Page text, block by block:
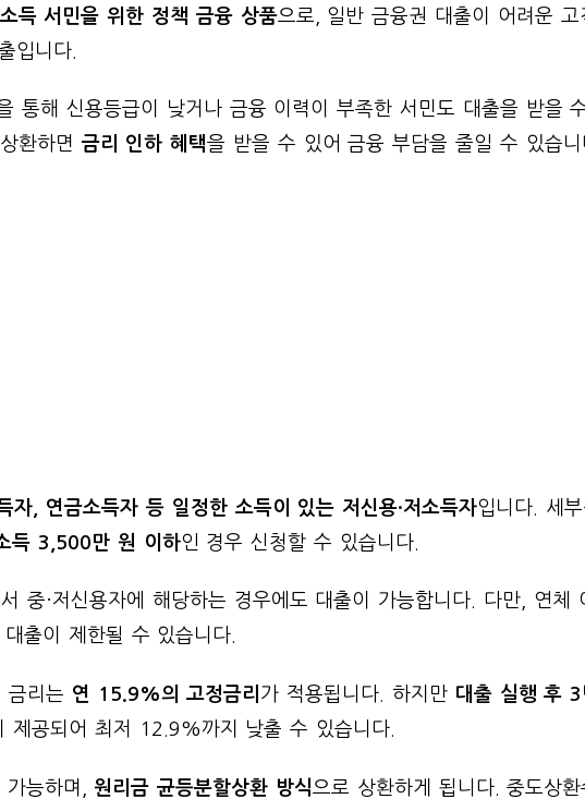
소득 서민을 위한 정책 금융 상품으로, 일반 금융권 대출이 어려운 고
입니다.
통해 신용등급이 낮거나 금융 이력이 부족한 서민도 대출을 받을
환하면 금리 인하 혜택을 받을 수 있어 금융 부담을 줄일 수 있습니
자, 연금소득자 등 일정한 소득이 있는 저신용·저소득자입니다. 세
득 3,500만 원 이하인 경우 신청할 수 있습니다.
중·저신용자에 해당하는 경우에도 대출이 가능합니다. 다만, 연체
출이 제한될 수 있습니다.
금리는 연 15.9%의 고정금리 가 적용됩니다. 하지만 대출 실행 후
제공되어 최저 12.9%까지 낮출 수 있습니다.
능하며, 원리금 균등분할상환 방식으로 상환하게 됩니다. 중도상환